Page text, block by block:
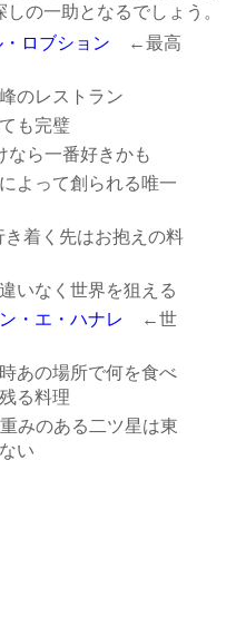
の一助となるでしょう。
ロブション ←最高
のレストラン
も完璧
ら一番好きかも
って創られる唯一
着く先はお抱えの料
なく世界を狙える
・エ・ハナレ ←世
あの場所で何を食べ
る料理
のある二ツ星は東
い